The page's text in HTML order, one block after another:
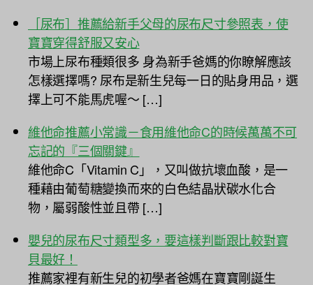
［尿布］推薦給新手父母的尿布尺寸參照表，使
寶寶穿得舒服又安心
市場上尿布種類很多 身為新手爸媽的你瞭解應該
怎樣選擇嗎? 尿布是新生兒每一日的貼身用品，選
擇上可不能馬虎喔～ […]
維他命推薦小常識－食用維他命C的時候萬萬不可
忘記的『三個關鍵』
維他命C「Vitamin C」，又叫做抗壞血酸，是一
種藉由葡萄糖變換而來的白色結晶狀碳水化合
物，屬弱酸性並且帶 […]
嬰兒的尿布尺寸類型多，要這樣判斷跟比較對寶
貝最好！
推薦家裡有新生兒的初學者爸媽在寶寶剛誕生